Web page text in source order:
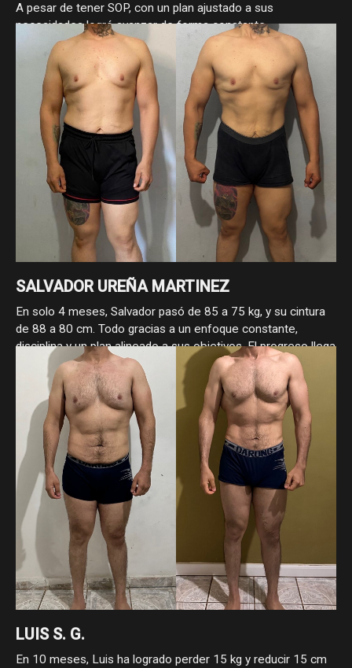
A pesar de tener SOP, con un plan ajustado a sus
necesidades logró avanzar de forma constante,
demostrando que con enfoque y estrategia, sí se puede
progresar.
SALVADOR UREÑA MARTINEZ
En solo 4 meses, Salvador pasó de 85 a 75 kg, y su cintura
de 88 a 80 cm. Todo gracias a un enfoque constante,
disciplina y un plan alineado a sus objetivos. El progreso llega
cuando se hace las cosas bien.
LUIS S. G.
En 10 meses, Luis ha logrado perder 15 kg y reducir 15 cm